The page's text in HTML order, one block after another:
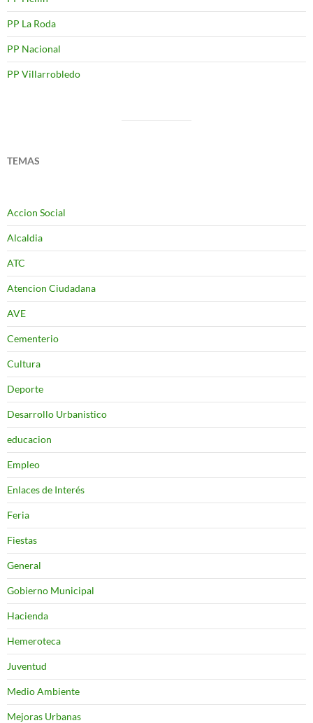
PP La Roda
PP Nacional
PP Villarrobledo
TEMAS
Accion Social
Alcaldia
ATC
Atencion Ciudadana
AVE
Cementerio
Cultura
Deporte
Desarrollo Urbanistico
educacion
Empleo
Enlaces de Interés
Feria
Fiestas
General
Gobierno Municipal
Hacienda
Hemeroteca
Juventud
Medio Ambiente
Mejoras Urbanas